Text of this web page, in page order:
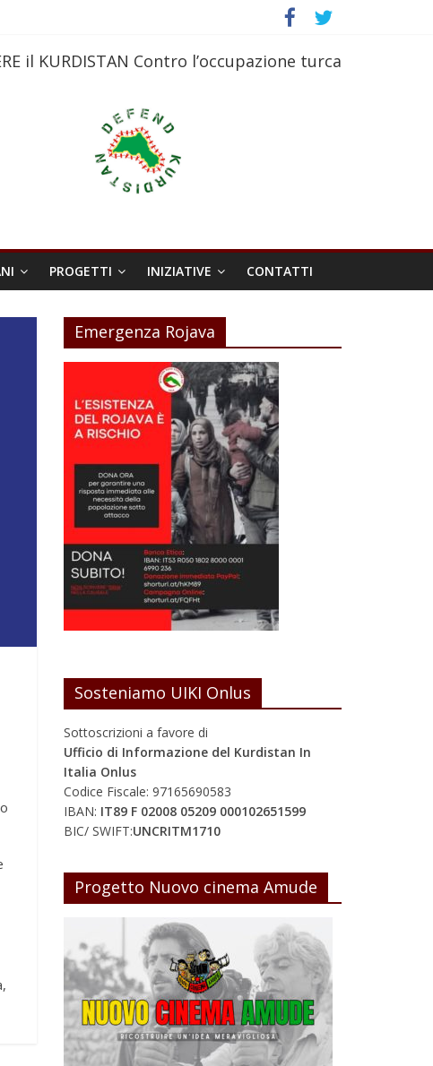
il KURDISTAN Contro l’occupazione turca
PROGETTI INIZIATIVE CONTATTI
Emergenza Rojava
Sosteniamo UIKI Onlus
Sottoscrizioni a favore di
Ufficio di Informazione del Kurdistan In
Italia Onlus
Codice Fiscale: 97165690583
IBAN: IT89 F 02008 05209 000102651599
BIC/ SWIFT:UNCRITM1710
Progetto Nuovo cinema Amude